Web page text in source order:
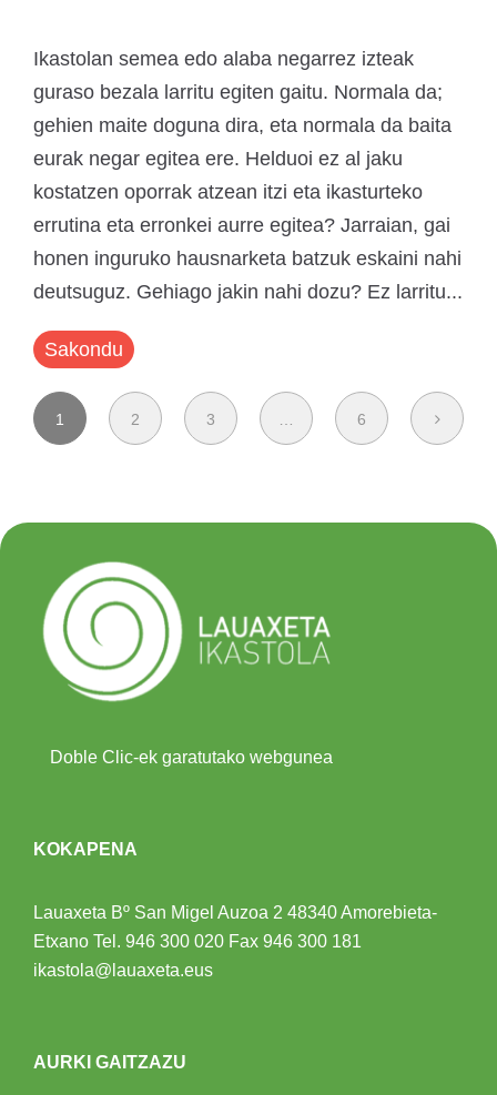
Ikastolan semea edo alaba negarrez izteak
guraso bezala larritu egiten gaitu. Normala da;
gehien maite doguna dira, eta normala da baita
eurak negar egitea ere. Helduoi ez al jaku
kostatzen oporrak atzean itzi eta ikasturteko
errutina eta erronkei aurre egitea? Jarraian, gai
honen inguruko hausnarketa batzuk eskaini nahi
deutsuguz. Gehiago jakin nahi dozu? Ez larritu...
Sakondu
1 2 3 6
Doble Clic-ek garatutako webgunea
KOKAPENA
Lauaxeta Bº San Migel Auzoa 2 48340 Amorebieta-
Etxano Tel. 946 300 020 Fax 946 300 181
ikastola@lauaxeta.eus
AURKI GAITZAZU